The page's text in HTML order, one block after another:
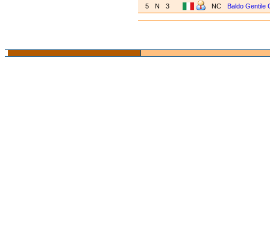
5
N 3 NC Baldo Gentile